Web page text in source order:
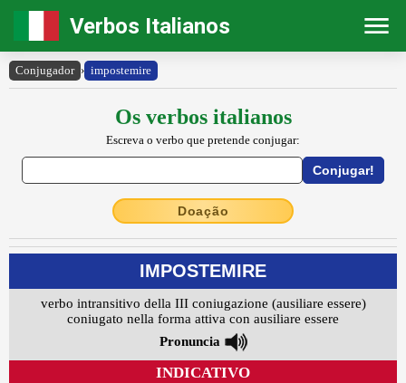
Verbos Italianos
Conjugador › impostemire
Os verbos italianos
Escreva o verbo que pretende conjugar:
Doação
IMPOSTEMIRE
verbo intransitivo della III coniugazione (ausiliare essere)
coniugato nella forma attiva con ausiliare essere
Pronuncia
INDICATIVO